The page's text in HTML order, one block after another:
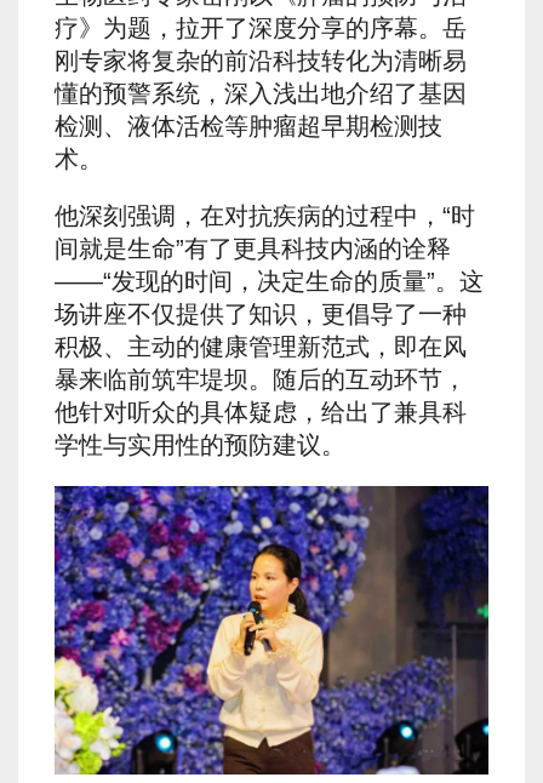
疗》为题，拉开了深度分享的序幕。岳
刚专家将复杂的前沿科技转化为清晰易
懂的预警系统，深入浅出地介绍了基因
检测、液体活检等肿瘤超早期检测技
术。
他深刻强调，在对抗疾病的过程中，“时
间就是生命”有了更具科技内涵的诠释
——“发现的时间，决定生命的质量”。这
场讲座不仅提供了知识，更倡导了一种
积极、主动的健康管理新范式，即在风
暴来临前筑牢堤坝。随后的互动环节，
他针对听众的具体疑虑，给出了兼具科
学性与实用性的预防建议。